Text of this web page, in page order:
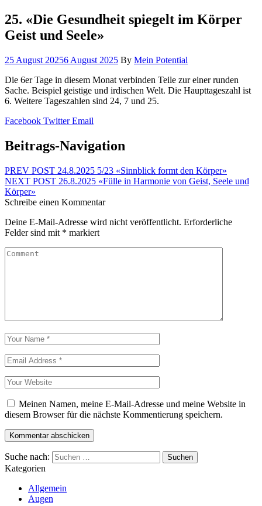
25. «Die Gesundheit spiegelt im Körper
Geist und Seele»
25 August 20256 August 2025 By Mein Potential
Die 6er Tage in diesem Monat verbinden Teile zur einer runden
Sache. Beispiel geistige und irdischen Welt. Die Haupttageszahl ist
6. Weitere Tageszahlen sind 24, 7 und 25.
Facebook Twitter Email
Beitrags-Navigation
PREV POST 24.8.2025 5/23 «Sinnblick formt den Körper»
NEXT POST 26.8.2025 «Fülle in Harmonie von Geist, Seele und
Körper»
Schreibe einen Kommentar
Deine E-Mail-Adresse wird nicht veröffentlicht. Erforderliche
Felder sind mit * markiert
Meinen Namen, meine E-Mail-Adresse und meine Website in
diesem Browser für die nächste Kommentierung speichern.
Suche nach:
Kategorien
Allgemein
Augen